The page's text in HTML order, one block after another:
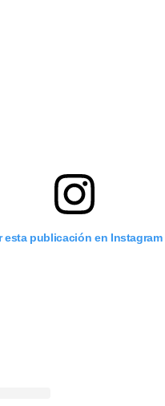
esta publicación en Instagram